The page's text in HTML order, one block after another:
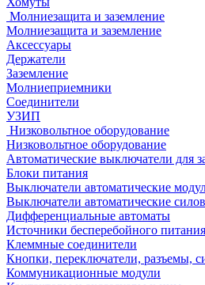
Молниезащита и заземление
Молниезащита и заземление
Аксессуары
Держатели
Заземление
Молниеприемники
Соединители
УЗИП
Низковольтное оборудование
Низковольтное оборудование
Автоматические выключатели для
Блоки питания
Выключатели автоматические
Выключатели автоматические
Дифференциальные автоматы
Источники бесперебойного
Клеммные соединители
Кнопки, переключатели, разъемы,
Коммуникационные модули